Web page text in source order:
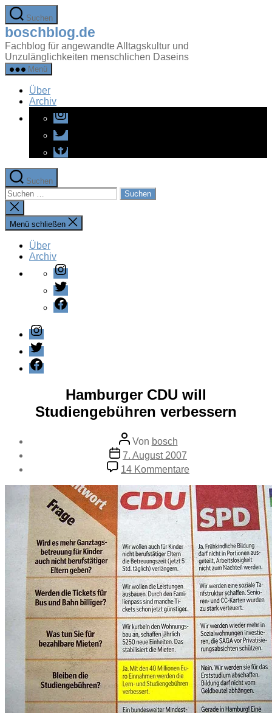
Zum
Inhalt
springen
Suchen
boschblog.de
Fachblog für angewandte Alltagskultur und
Unzulänglichkeiten menschlichen Daseins
Menü
Über
Archiv
Instagram
Twitter
Facebook
Suchen
Suchen
nach:
Suche
schließen
Menü schließen
Über
Archiv
Instagram
Twitter
Facebook
Instagram
Twitter
Facebook
Hamburger CDU will
Studiengebühren verbessern
Beitragsautor
Von bosch
Veröffentlichungsdatum
7. August 2007
14 Kommentare
Hamburger
CDU
will
Studiengebühren
verbessern